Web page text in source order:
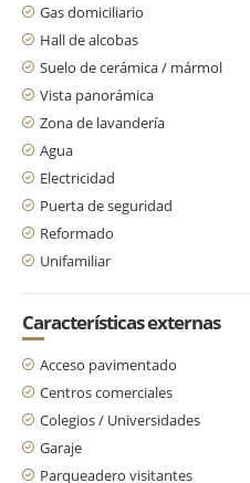
Gas domiciliario
Hall de alcobas
Suelo de cerámica / mármol
Vista panorámica
Zona de lavandería
Agua
Electricidad
Puerta de seguridad
Reformado
Unifamiliar
Características externas
Acceso pavimentado
Centros comerciales
Colegios / Universidades
Garaje
Parqueadero visitantes